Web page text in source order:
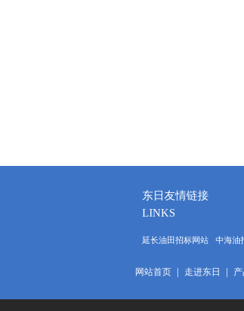
东日友情链接
LINKS
延长油田招标网站 中海油
网站首页 ｜ 走进东日 ｜